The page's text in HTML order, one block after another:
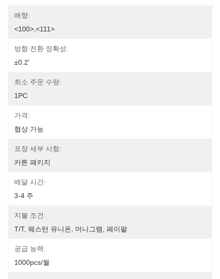
배향:
<100>,<111>
방향 전환 정확성:
±0.2'
최소 주문 수량:
1PC
가격:
협상 가능
포장 세부 사항:
카튼 패키지
배달 시간:
3-4 주
지불 조건:
T/T, 웨스턴 유니온, 머니그램, 페이팔
공급 능력:
1000pcs/월